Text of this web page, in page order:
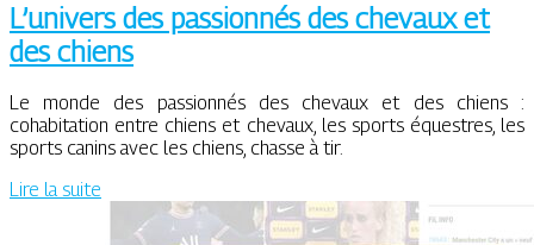
L’univers des passionnés des chevaux et
des chiens
Le monde des passionnés des chevaux et des chiens :
cohabitation entre chiens et chevaux, les sports équestres, les
sports canins avec les chiens, chasse à tir.
Lire la suite